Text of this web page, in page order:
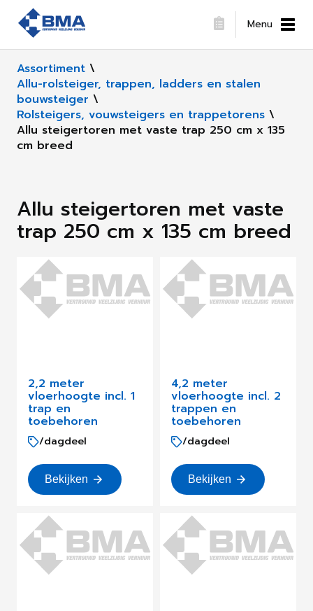
Menu
Assortiment \
Allu-rolsteiger, trappen, ladders en stalen
bouwsteiger \
Rolsteigers, vouwsteigers en trappetorens \
Allu steigertoren met vaste trap 250 cm x 135
cm breed
Allu steigertoren met vaste
trap 250 cm x 135 cm breed
2,2 meter
vloerhoogte incl. 1
trap en
toebehoren
/dagdeel
Bekijken
4,2 meter
vloerhoogte incl. 2
trappen en
toebehoren
/dagdeel
Bekijken